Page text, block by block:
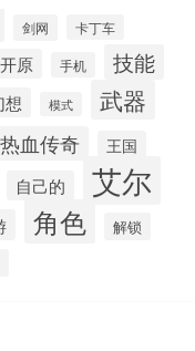
剑网 卡丁车
开原 手机
技能
想 模式 武器
热血传奇 王国
自己的 艾尔
角色 解锁